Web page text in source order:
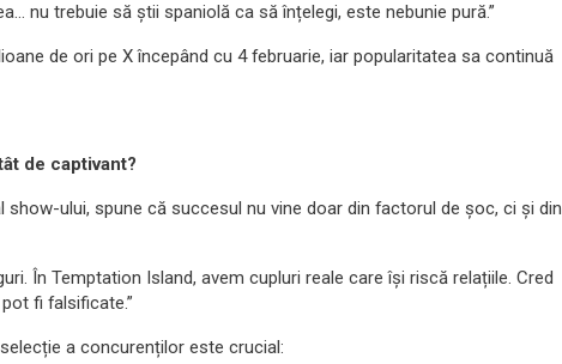
nu trebuie să știi spaniolă ca să înțelegi, este nebunie pură.”
de ori pe X începând cu 4 februarie, iar popularitatea sa continuă
de captivant?
ului, spune că succesul nu vine doar din factorul de șoc, ci și din
În Temptation Island, avem cupluri reale care își riscă relațiile. Cred
fi falsificate.”
a concurenților este crucial: